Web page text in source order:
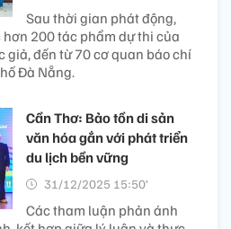
Sau thời gian phát động,
200 tác phẩm dự thi của
giả, đến từ 70 cơ quan báo chí
Đà Nẵng.
Cần Thơ: Bảo tồn di sản
văn hóa gắn với phát triển
du lịch bền vững
31/12/2025 15:50’
Các tham luận phản ánh